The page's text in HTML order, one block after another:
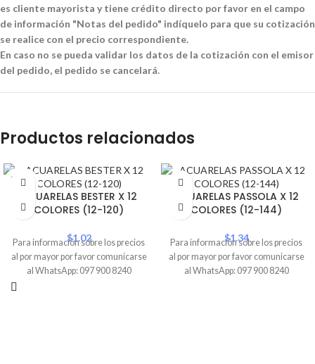
es cliente mayorista y tiene crédito directo por favor en el campo
de información "Notas del pedido" indíquelo para que su cotización
se realice con el precio correspondiente.
En caso no se pueda validar los datos de la cotización con el emisor
del pedido, el pedido se cancelará.
Productos relacionados
SOLD
OUT
ACUARELAS BESTER X 12
COLORES (12-120)
$1.02
Para información sobre los precios
al por mayor por favor comunicarse
al WhatsApp: 097 900 8240
ACUARELAS PASSOLA X 12
COLORES (12-144)
$1.34
Para información sobre los precios
al por mayor por favor comunicarse
al WhatsApp: 097 900 8240